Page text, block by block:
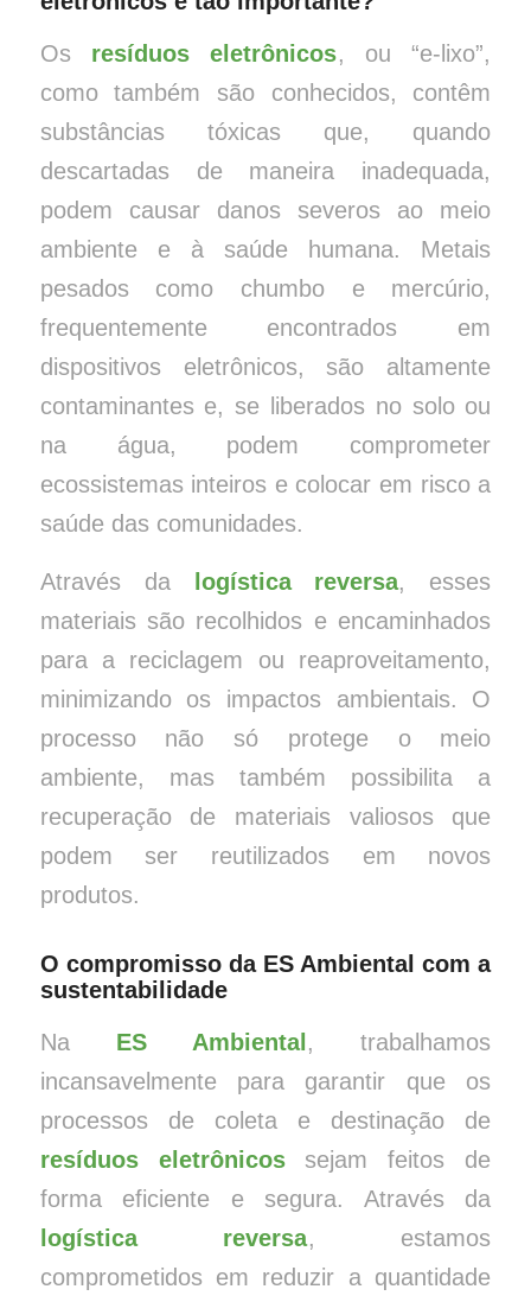
Os resíduos eletrônicos, ou “e-lixo”,
como também são conhecidos, contêm
substâncias tóxicas que, quando
descartadas de maneira inadequada,
podem causar danos severos ao meio
ambiente e à saúde humana. Metais
pesados como chumbo e mercúrio,
frequentemente encontrados em
dispositivos eletrônicos, são altamente
contaminantes e, se liberados no solo ou
na água, podem comprometer
ecossistemas inteiros e colocar em risco a
saúde das comunidades.
Através da logística reversa, esses
materiais são recolhidos e encaminhados
para a reciclagem ou reaproveitamento,
minimizando os impactos ambientais. O
processo não só protege o meio
ambiente, mas também possibilita a
recuperação de materiais valiosos que
podem ser reutilizados em novos
produtos.
O compromisso da ES Ambiental com a
sustentabilidade
Na ES Ambiental , trabalhamos
incansavelmente para garantir que os
processos de coleta e destinação de
resíduos eletrônicossejam feitos de
forma eficiente e segura. Através da
logística reversa, estamos
comprometidos em reduzir a quantidade